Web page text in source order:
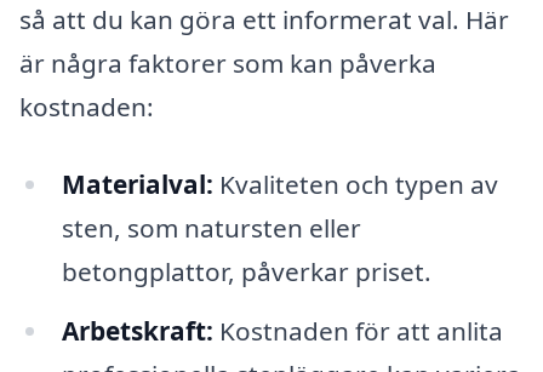
så att du kan göra ett informerat val. Här
är några faktorer som kan påverka
kostnaden:
Materialval: Kvaliteten och typen av
sten, som natursten eller
betongplattor, påverkar priset.
Arbetskraft: Kostnaden för att anlita